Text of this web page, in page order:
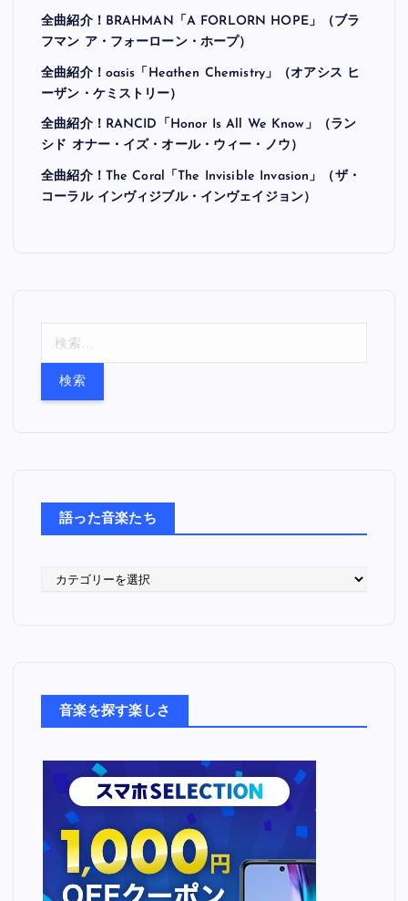
全曲紹介！BRAHMAN「A FORLORN HOPE」（ブラ
フマン ア・フォーローン・ホープ）
全曲紹介！oasis「Heathen Chemistry」（オアシス ヒ
ーザン・ケミストリー）
全曲紹介！RANCID「Honor Is All We Know」（ラン
シド オナー・イズ・オール・ウィー・ノウ）
全曲紹介！The Coral「The Invisible Invasion」（ザ・
コーラル インヴィジブル・インヴェイジョン）
語った音楽たち
音楽を探す楽しさ